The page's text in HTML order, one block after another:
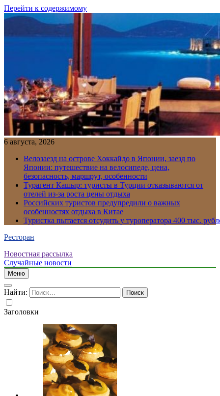
Перейти к содержимому
6 августа, 2026
Велозаезд на острове Хоккайдо в Японии, заезд по
Японии: путешествие на велосипеде, цена,
безопасность, маршрут, особенности
Турагент Кашыр: туристы в Турции отказываются от
отелей из-за роста цены отдыха
Российских туристов предупредили о важных
особенностях отдыха в Китае
Туристка пытается отсудить у туроператора 400 тыс.
Ресторан
Новостная рассылка
Случайные новости
Меню
Найти:
Заголовки